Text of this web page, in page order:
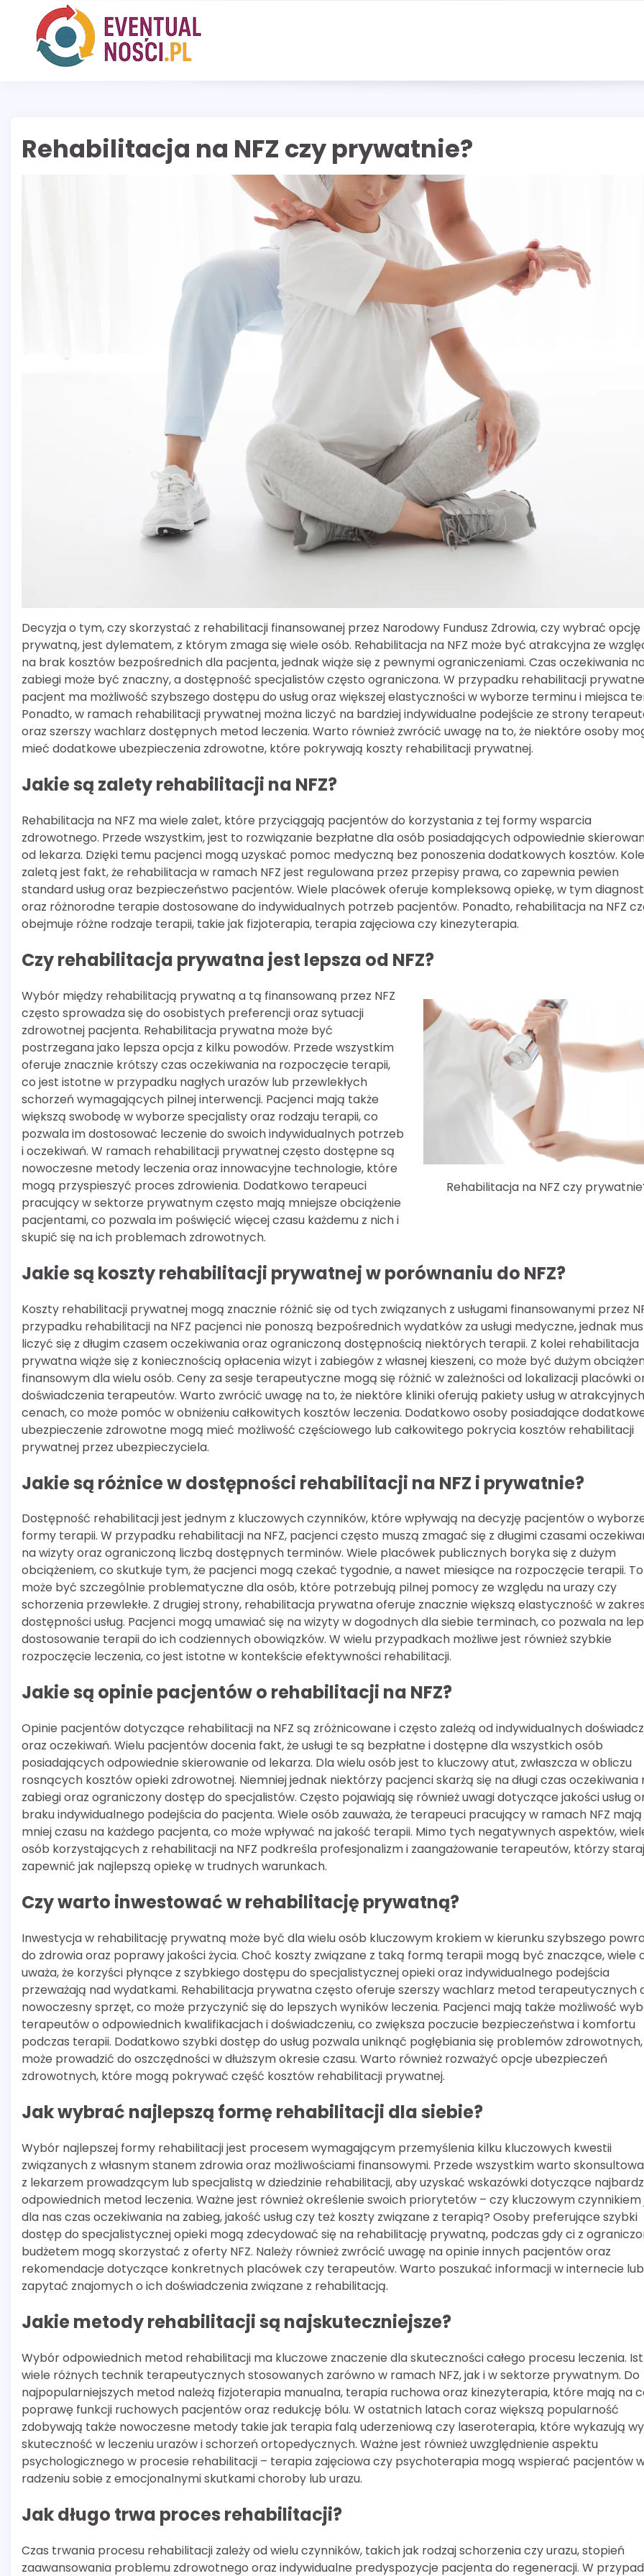
content
Rehabilitacja na NFZ czy prywatnie?
Decyzja o tym, czy skorzystać z rehabilitacji finansowanej przez Narodowy Fundusz Zdrowia, czy wybrać opcję
prywatną, jest dylematem, z którym zmaga się wiele osób. Rehabilitacja na NFZ może być atrakcyjna ze
na brak kosztów bezpośrednich dla pacjenta, jednak wiąże się z pewnymi ograniczeniami. Czas oczekiwania
zabiegi może być znaczny, a dostępność specjalistów często ograniczona. W przypadku rehabilitacji
pacjent ma możliwość szybszego dostępu do usług oraz większej elastyczności w wyborze terminu i miejsca
Ponadto, w ramach rehabilitacji prywatnej można liczyć na bardziej indywidualne podejście ze strony
oraz szerszy wachlarz dostępnych metod leczenia. Warto również zwrócić uwagę na to, że niektóre osoby
mieć dodatkowe ubezpieczenia zdrowotne, które pokrywają koszty rehabilitacji prywatnej.
Jakie są zalety rehabilitacji na NFZ?
Rehabilitacja na NFZ ma wiele zalet, które przyciągają pacjentów do korzystania z tej formy wsparcia
zdrowotnego. Przede wszystkim, jest to rozwiązanie bezpłatne dla osób posiadających odpowiednie
od lekarza. Dzięki temu pacjenci mogą uzyskać pomoc medyczną bez ponoszenia dodatkowych kosztów.
zaletą jest fakt, że rehabilitacja w ramach NFZ jest regulowana przez przepisy prawa, co zapewnia pewien
standard usług oraz bezpieczeństwo pacjentów. Wiele placówek oferuje kompleksową opiekę, w tym
oraz różnorodne terapie dostosowane do indywidualnych potrzeb pacjentów. Ponadto, rehabilitacja na NFZ
obejmuje różne rodzaje terapii, takie jak fizjoterapia, terapia zajęciowa czy kinezyterapia.
Czy rehabilitacja prywatna jest lepsza od NFZ?
Rehabilitacja na NFZ czy
Wybór między rehabilitacją prywatną a tą finansowaną przez NFZ
często sprowadza się do osobistych preferencji oraz sytuacji
zdrowotnej pacjenta. Rehabilitacja prywatna może być
postrzegana jako lepsza opcja z kilku powodów. Przede wszystkim
oferuje znacznie krótszy czas oczekiwania na rozpoczęcie terapii,
co jest istotne w przypadku nagłych urazów lub przewlekłych
schorzeń wymagających pilnej interwencji. Pacjenci mają także
większą swobodę w wyborze specjalisty oraz rodzaju terapii, co
pozwala im dostosować leczenie do swoich indywidualnych potrzeb
i oczekiwań. W ramach rehabilitacji prywatnej często dostępne są
nowoczesne metody leczenia oraz innowacyjne technologie, które
mogą przyspieszyć proces zdrowienia. Dodatkowo terapeuci
pracujący w sektorze prywatnym często mają mniejsze obciążenie
pacjentami, co pozwala im poświęcić więcej czasu każdemu z nich i
skupić się na ich problemach zdrowotnych.
Jakie są koszty rehabilitacji prywatnej w porównaniu do NFZ?
Koszty rehabilitacji prywatnej mogą znacznie różnić się od tych związanych z usługami finansowanymi przez
przypadku rehabilitacji na NFZ pacjenci nie ponoszą bezpośrednich wydatków za usługi medyczne, jednak
liczyć się z długim czasem oczekiwania oraz ograniczoną dostępnością niektórych terapii. Z kolei rehabilitacja
prywatna wiąże się z koniecznością opłacenia wizyt i zabiegów z własnej kieszeni, co może być dużym
finansowym dla wielu osób. Ceny za sesje terapeutyczne mogą się różnić w zależności od lokalizacji placówki
doświadczenia terapeutów. Warto zwrócić uwagę na to, że niektóre kliniki oferują pakiety usług w atrakcyjnych
cenach, co może pomóc w obniżeniu całkowitych kosztów leczenia. Dodatkowo osoby posiadające
ubezpieczenie zdrowotne mogą mieć możliwość częściowego lub całkowitego pokrycia kosztów rehabilitacji
prywatnej przez ubezpieczyciela.
Jakie są różnice w dostępności rehabilitacji na NFZ i prywatnie?
Dostępność rehabilitacji jest jednym z kluczowych czynników, które wpływają na decyzję pacjentów o
formy terapii. W przypadku rehabilitacji na NFZ, pacjenci często muszą zmagać się z długimi czasami
na wizyty oraz ograniczoną liczbą dostępnych terminów. Wiele placówek publicznych boryka się z dużym
obciążeniem, co skutkuje tym, że pacjenci mogą czekać tygodnie, a nawet miesiące na rozpoczęcie terapii. To
może być szczególnie problematyczne dla osób, które potrzebują pilnej pomocy ze względu na urazy czy
schorzenia przewlekłe. Z drugiej strony, rehabilitacja prywatna oferuje znacznie większą elastyczność w
dostępności usług. Pacjenci mogą umawiać się na wizyty w dogodnych dla siebie terminach, co pozwala na
dostosowanie terapii do ich codziennych obowiązków. W wielu przypadkach możliwe jest również szybkie
rozpoczęcie leczenia, co jest istotne w kontekście efektywności rehabilitacji.
Jakie są opinie pacjentów o rehabilitacji na NFZ?
Opinie pacjentów dotyczące rehabilitacji na NFZ są zróżnicowane i często zależą od indywidualnych
oraz oczekiwań. Wielu pacjentów docenia fakt, że usługi te są bezpłatne i dostępne dla wszystkich osób
posiadających odpowiednie skierowanie od lekarza. Dla wielu osób jest to kluczowy atut, zwłaszcza w obliczu
rosnących kosztów opieki zdrowotnej. Niemniej jednak niektórzy pacjenci skarżą się na długi czas oczekiwania
zabiegi oraz ograniczony dostęp do specjalistów. Często pojawiają się również uwagi dotyczące jakości usług
braku indywidualnego podejścia do pacjenta. Wiele osób zauważa, że terapeuci pracujący w ramach NFZ mają
mniej czasu na każdego pacjenta, co może wpływać na jakość terapii. Mimo tych negatywnych aspektów,
osób korzystających z rehabilitacji na NFZ podkreśla profesjonalizm i zaangażowanie terapeutów, którzy
zapewnić jak najlepszą opiekę w trudnych warunkach.
Czy warto inwestować w rehabilitację prywatną?
Inwestycja w rehabilitację prywatną może być dla wielu osób kluczowym krokiem w kierunku szybszego
do zdrowia oraz poprawy jakości życia. Choć koszty związane z taką formą terapii mogą być znaczące, wiele
uważa, że korzyści płynące z szybkiego dostępu do specjalistycznej opieki oraz indywidualnego podejścia
przeważają nad wydatkami. Rehabilitacja prywatna często oferuje szerszy wachlarz metod terapeutycznych
nowoczesny sprzęt, co może przyczynić się do lepszych wyników leczenia. Pacjenci mają także możliwość
terapeutów o odpowiednich kwalifikacjach i doświadczeniu, co zwiększa poczucie bezpieczeństwa i komfortu
podczas terapii. Dodatkowo szybki dostęp do usług pozwala uniknąć pogłębiania się problemów
może prowadzić do oszczędności w dłuższym okresie czasu. Warto również rozważyć opcje ubezpieczeń
zdrowotnych, które mogą pokrywać część kosztów rehabilitacji prywatnej.
Jak wybrać najlepszą formę rehabilitacji dla siebie?
Wybór najlepszej formy rehabilitacji jest procesem wymagającym przemyślenia kilku kluczowych kwestii
związanych z własnym stanem zdrowia oraz możliwościami finansowymi. Przede wszystkim warto
z lekarzem prowadzącym lub specjalistą w dziedzinie rehabilitacji, aby uzyskać wskazówki dotyczące
odpowiednich metod leczenia. Ważne jest również określenie swoich priorytetów – czy kluczowym czynnikiem
dla nas czas oczekiwania na zabieg, jakość usług czy też koszty związane z terapią? Osoby preferujące szybki
dostęp do specjalistycznej opieki mogą zdecydować się na rehabilitację prywatną, podczas gdy ci z
budżetem mogą skorzystać z oferty NFZ. Należy również zwrócić uwagę na opinie innych pacjentów oraz
rekomendacje dotyczące konkretnych placówek czy terapeutów. Warto poszukać informacji w internecie lub
zapytać znajomych o ich doświadczenia związane z rehabilitacją.
Jakie metody rehabilitacji są najskuteczniejsze?
Wybór odpowiednich metod rehabilitacji ma kluczowe znaczenie dla skuteczności całego procesu leczenia.
wiele różnych technik terapeutycznych stosowanych zarówno w ramach NFZ, jak i w sektorze prywatnym. Do
najpopularniejszych metod należą fizjoterapia manualna, terapia ruchowa oraz kinezyterapia, które mają na
poprawę funkcji ruchowych pacjentów oraz redukcję bólu. W ostatnich latach coraz większą popularność
zdobywają także nowoczesne metody takie jak terapia falą uderzeniową czy laseroterapia, które wykazują
skuteczność w leczeniu urazów i schorzeń ortopedycznych. Ważne jest również uwzględnienie aspektu
psychologicznego w procesie rehabilitacji – terapia zajęciowa czy psychoterapia mogą wspierać pacjentów
radzeniu sobie z emocjonalnymi skutkami choroby lub urazu.
Jak długo trwa proces rehabilitacji?
Czas trwania procesu rehabilitacji zależy od wielu czynników, takich jak rodzaj schorzenia czy urazu, stopień
zaawansowania problemu zdrowotnego oraz indywidualne predyspozycje pacjenta do regeneracji. W